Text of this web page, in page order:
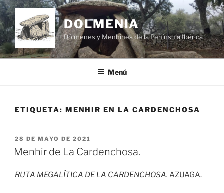
Saltar
al
contenido
DOLMENIA
Dólmenes y Menhines de la Península Ibérica
Menú
ETIQUETA: MENHIR EN LA CARDENCHOSA
PUBLICADO
EL
28 DE MAYO DE 2021
Menhir de La Cardenchosa.
RUTA MEGALÍTICA DE LA CARDENCHOSA. AZUAGA.